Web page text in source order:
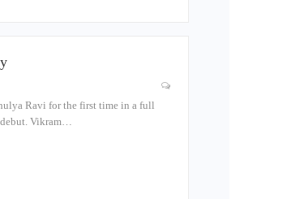
Ravi for the first time in a full
debut. Vikram…